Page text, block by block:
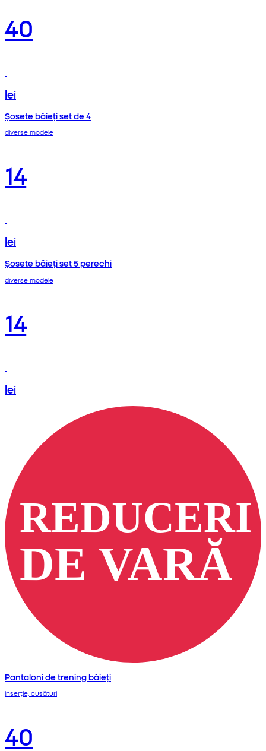
40
lei
Șosete băieți set de 4
diverse modele
14
lei
Șosete băieți set 5 perechi
diverse modele
14
lei
Pantaloni de trening băieți
inserție, cusături
40